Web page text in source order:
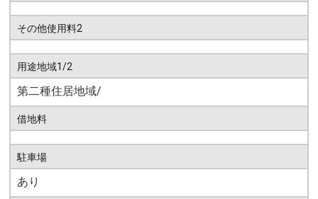
その他使用料2
用途地域1/2
第二種住居地域/
借地料
駐車場
あり